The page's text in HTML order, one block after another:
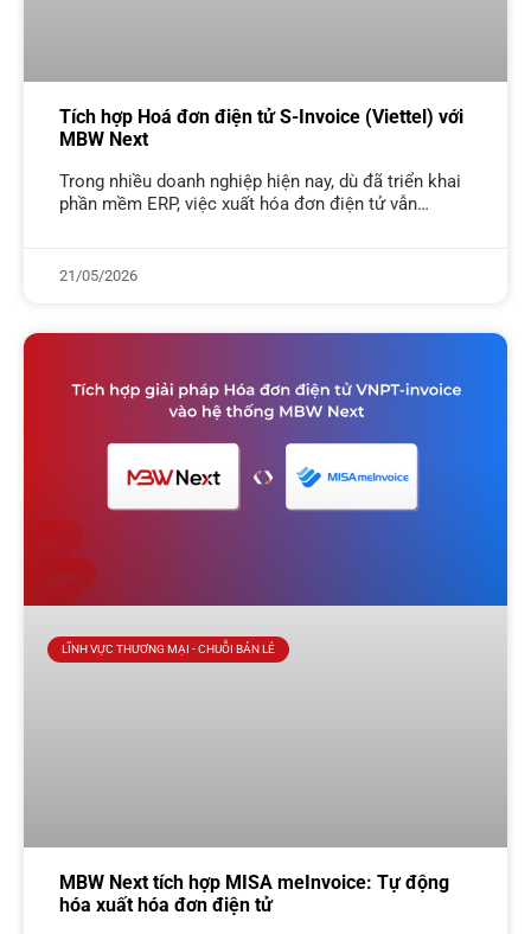
Tích hợp Hoá đơn điện tử S-Invoice (Viettel) với
MBW Next
Trong nhiều doanh nghiệp hiện nay, dù đã triển khai
phần mềm ERP, việc xuất hóa đơn điện tử vẫn
21/05/2026
LĨNH VỰC THƯƠNG MẠI - CHUỖI BÁN LẺ
MBW Next tích hợp MISA meInvoice: Tự động
hóa xuất hóa đơn điện tử